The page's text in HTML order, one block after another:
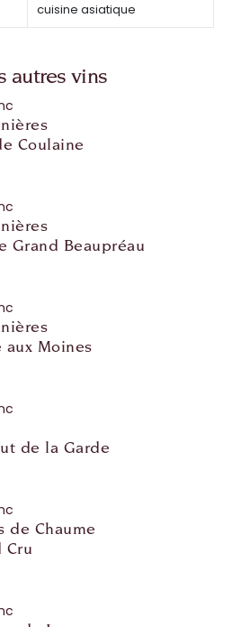
cuisine asiatique
autres vins
Coulaine
Grand Beaupréau
aux Moines
de la Garde
de Chaume
Cru